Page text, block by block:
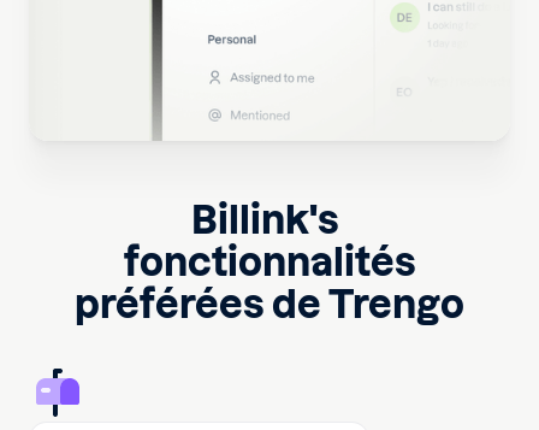
Billink's
fonctionnalités
préférées de Trengo